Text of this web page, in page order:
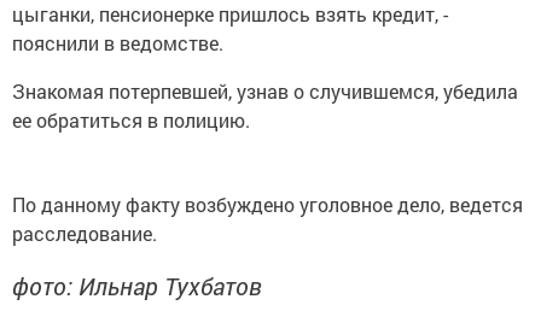
цыганки, пенсионерке пришлось взять кредит, -
пояснили в ведомстве.
Знакомая потерпевшей, узнав о случившемся, убедила
ее обратиться в полицию.
По данному факту возбуждено уголовное дело, ведется
расследование.
фото: Ильнар Тухбатов